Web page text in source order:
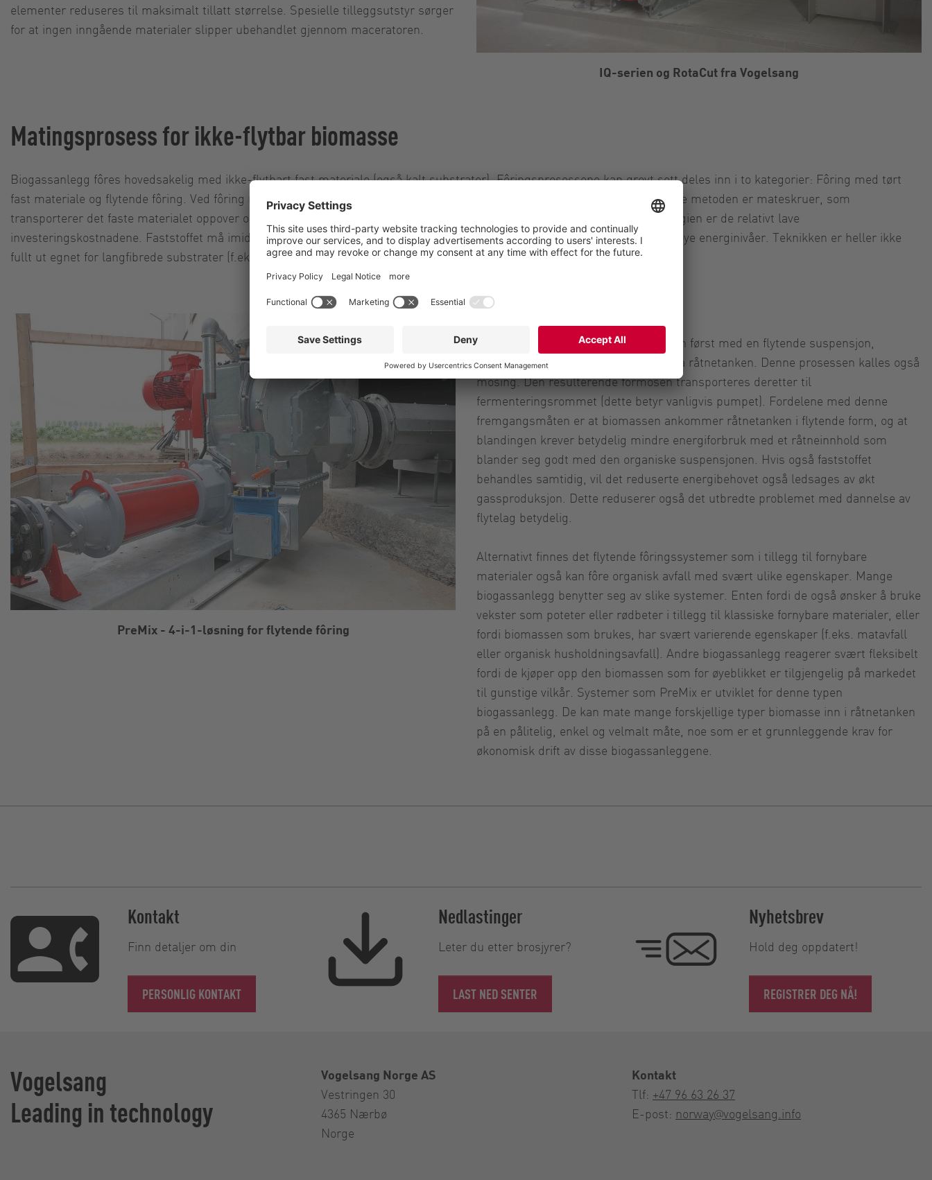
elementer reduseres til maksimalt tillatt størrelse. Spesielle tilleggsutstyr sørger
for at ingen inngående materialer slipper ubehandlet gjennom maceratoren.
IQ-serien og RotaCut fra Vogelsang
Matingsprosess for ikke-flytbar biomasse
Biogassanlegg fôres hovedsakelig med ikke-flytbart fast materiale (også kalt substrater). Fôringsprosessene kan grovt sett deles inn i to kategorier: Fôring med tørt
fast materiale og flytende fôring. Ved fôring med tørt fast materiale føres råstoffet direkte inn i råtnetanken. Den mest brukte metoden er mateskruer, som
transporterer det faste materialet oppover og ned på den organiske suspensjonen. Den største fordelen med denne teknologien er de relativt lave
investeringskostnadene. Faststoffet må imidlertid omrøres av omrørerne i råtnetanken, noe som bare er mulig ved svært høye energinivåer. Teknikken er heller ikke
fullt ut egnet for langfibrede substrater (f.eks. bilgress, halm eller landbruksavfall som møkk).
PreMix - 4-i-1-løsning for flytende fôring
Ved flytende fôring blandes biomassen først med en flytende suspensjon,
digestatet eller såkalt resirkulering fra råtnetanken. Denne prosessen kalles også
mosing. Den resulterende fôrmosen transporteres deretter til
fermenteringsrommet (dette betyr vanligvis pumpet). Fordelene med denne
fremgangsmåten er at biomassen ankommer råtnetanken i flytende form, og at
blandingen krever betydelig mindre energiforbruk med et råtneinnhold som
blander seg godt med den organiske suspensjonen. Hvis også faststoffet
behandles samtidig, vil det reduserte energibehovet også ledsages av økt
gassproduksjon. Dette reduserer også det utbredte problemet med dannelse av
flytelag betydelig.
Alternativt finnes det flytende fôringssystemer som i tillegg til fornybare
materialer også kan fôre organisk avfall med svært ulike egenskaper. Mange
biogassanlegg benytter seg av slike systemer. Enten fordi de også ønsker å bruke
vekster som poteter eller rødbeter i tillegg til klassiske fornybare materialer, eller
fordi biomassen som brukes, har svært varierende egenskaper (f.eks. matavfall
eller organisk husholdningsavfall). Andre biogassanlegg reagerer svært fleksibelt
fordi de kjøper opp den biomassen som for øyeblikket er tilgjengelig på markedet
til gunstige vilkår. Systemer som PreMix er utviklet for denne typen
biogassanlegg. De kan mate mange forskjellige typer biomasse inn i råtnetanken
på en pålitelig, enkel og velmalt måte, noe som er et grunnleggende krav for
økonomisk drift av disse biogassanleggene.
Kontakt
Finn detaljer om din
PERSONLIG KONTAKT
Nedlastinger
Leter du etter brosjyrer?
LAST NED SENTER
Nyhetsbrev
Hold deg oppdatert!
REGISTRER DEG NÅ!
Vogelsang
Leading in technology
Vogelsang Norge AS
Vestringen 30
4365 Nærbø
Norge
Kontakt
Tlf: +47 96 63 26 37
E-post: norway@vogelsang.info